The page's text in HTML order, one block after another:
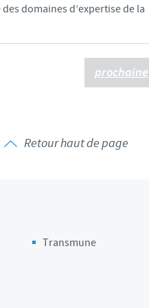
domaines d’expertise de la
prochaine
Retour haut de page
Transmune